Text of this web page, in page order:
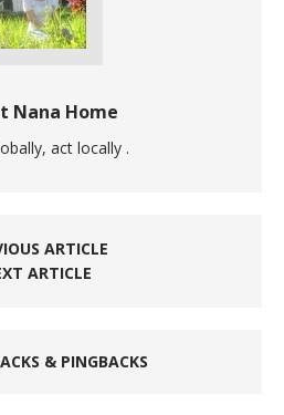
Nana Home
act locally .
ARTICLE
ARTICLE
& PINGBACKS